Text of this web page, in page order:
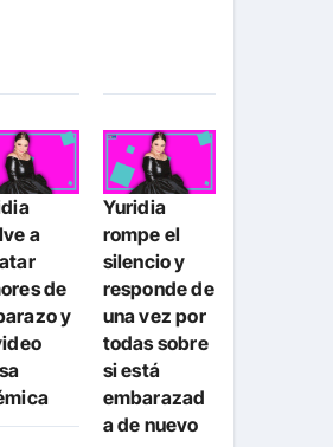
a
de
y
Yuridia
rompe el
silencio y
responde de
una vez por
todas sobre
si está
embarazad
a de nuevo